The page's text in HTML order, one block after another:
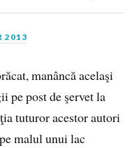
2013
manâncă acelaşi
pe post de şervet la
tuturor acestor autori
malul unui lac